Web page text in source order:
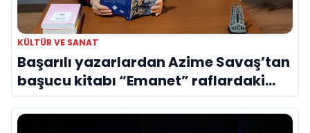
KÜLTÜR VE SANAT
Başarılı yazarlardan Azime Savaş’tan
başucu kitabı “Emanet” raflardaki
yerini aldı